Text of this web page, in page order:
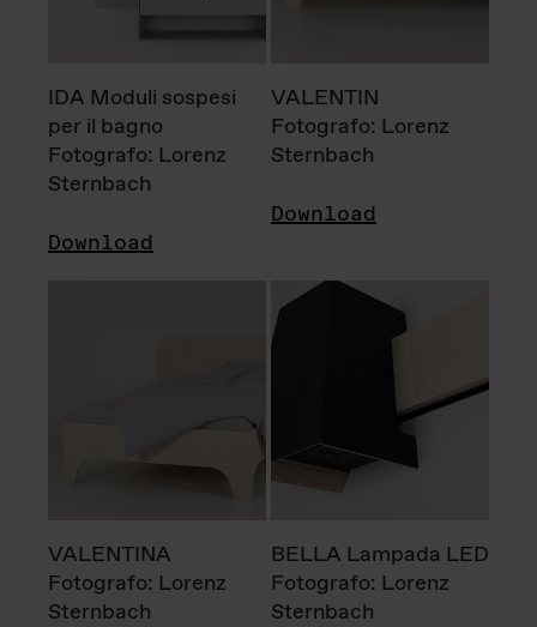
IDA Moduli sospesi
per il bagno
Fotografo: Lorenz
Sternbach
Download
VALENTIN
Fotografo: Lorenz
Sternbach
Download
VALENTINA
Fotografo: Lorenz
Sternbach
BELLA Lampada LED
Fotografo: Lorenz
Sternbach